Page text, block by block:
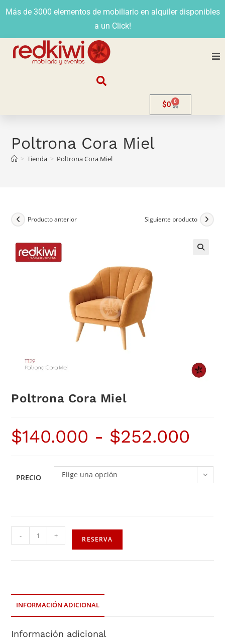
Más de 3000 elementos de mobiliario en alquiler disponibles
a un Click!
Contacto
$0 0
Poltrona Cora Miel
> Tienda > Poltrona Cora Miel
Producto anterior Siguiente producto
Poltrona Cora Miel
$140.000 - $252.000
PRECIO Elige una opción
- + RESERVA
INFORMACIÓN ADICIONAL
Información adicional